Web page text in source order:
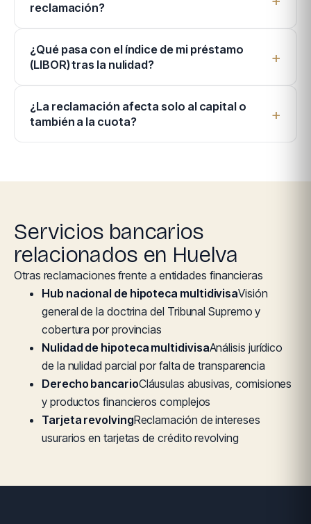
reclamación?
¿Qué pasa con el índice de mi préstamo
(LIBOR) tras la nulidad?
¿La reclamación afecta solo al capital o
también a la cuota?
Servicios bancarios
relacionados en Huelva
Otras reclamaciones frente a entidades financieras
Hub nacional de hipoteca multidivisaVisión
general de la doctrina del Tribunal Supremo y
cobertura por provincias
Nulidad de hipoteca multidivisaAnálisis jurídico
de la nulidad parcial por falta de transparencia
Derecho bancarioCláusulas abusivas, comisiones
y productos financieros complejos
Tarjeta revolvingReclamación de intereses
usurarios en tarjetas de crédito revolving